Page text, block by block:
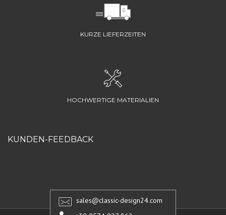
KURZE LIEFERZEITEN
HOCHWERTIGE MATERIALIEN
KUNDEN-FEEDBACK
sales@classic-design24.com